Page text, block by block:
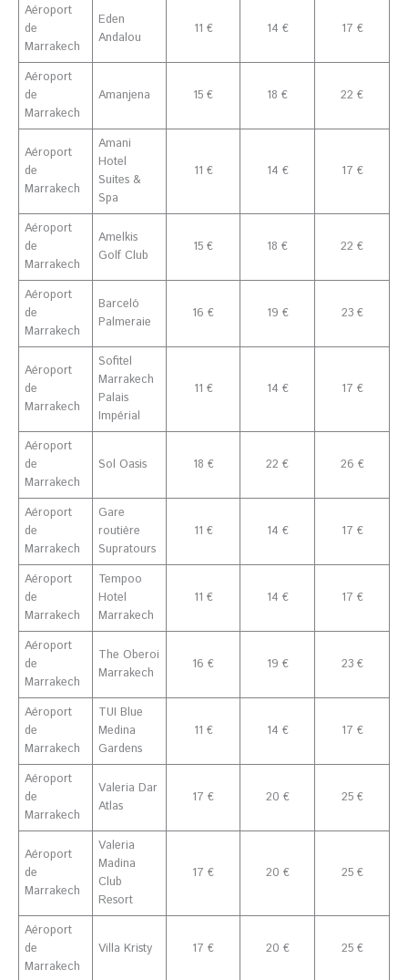
Aéroport
de
Marrakech
Eden
Andalou
11 € 14 € 17 €
Aéroport
de
Marrakech
Amanjena 15 € 18 € 22 €
Aéroport
de
Marrakech
Amani
Hotel
Suites &
Spa
11 € 14 € 17 €
Aéroport
de
Marrakech
Amelkis
Golf Club
15 € 18 € 22 €
Aéroport
de
Marrakech
Barceló
Palmeraie
16 € 19 € 23 €
Aéroport
de
Marrakech
Sofitel
Marrakech
Palais
Impérial
11 € 14 € 17 €
Aéroport
de
Marrakech
Sol Oasis 18 € 22 € 26 €
Aéroport
de
Marrakech
Gare
routière
Supratours
11 € 14 € 17 €
Aéroport
de
Marrakech
Tempoo
Hotel
Marrakech
11 € 14 € 17 €
Aéroport
de
Marrakech
The Oberoi
Marrakech
16 € 19 € 23 €
Aéroport
de
Marrakech
TUI Blue
Medina
Gardens
11 € 14 € 17 €
Aéroport
de
Marrakech
Valeria Dar
Atlas
17 € 20 € 25 €
Aéroport
de
Marrakech
Valeria
Madina
Club
Resort
17 € 20 € 25 €
Aéroport
de
Marrakech
Villa Kristy 17 € 20 € 25 €